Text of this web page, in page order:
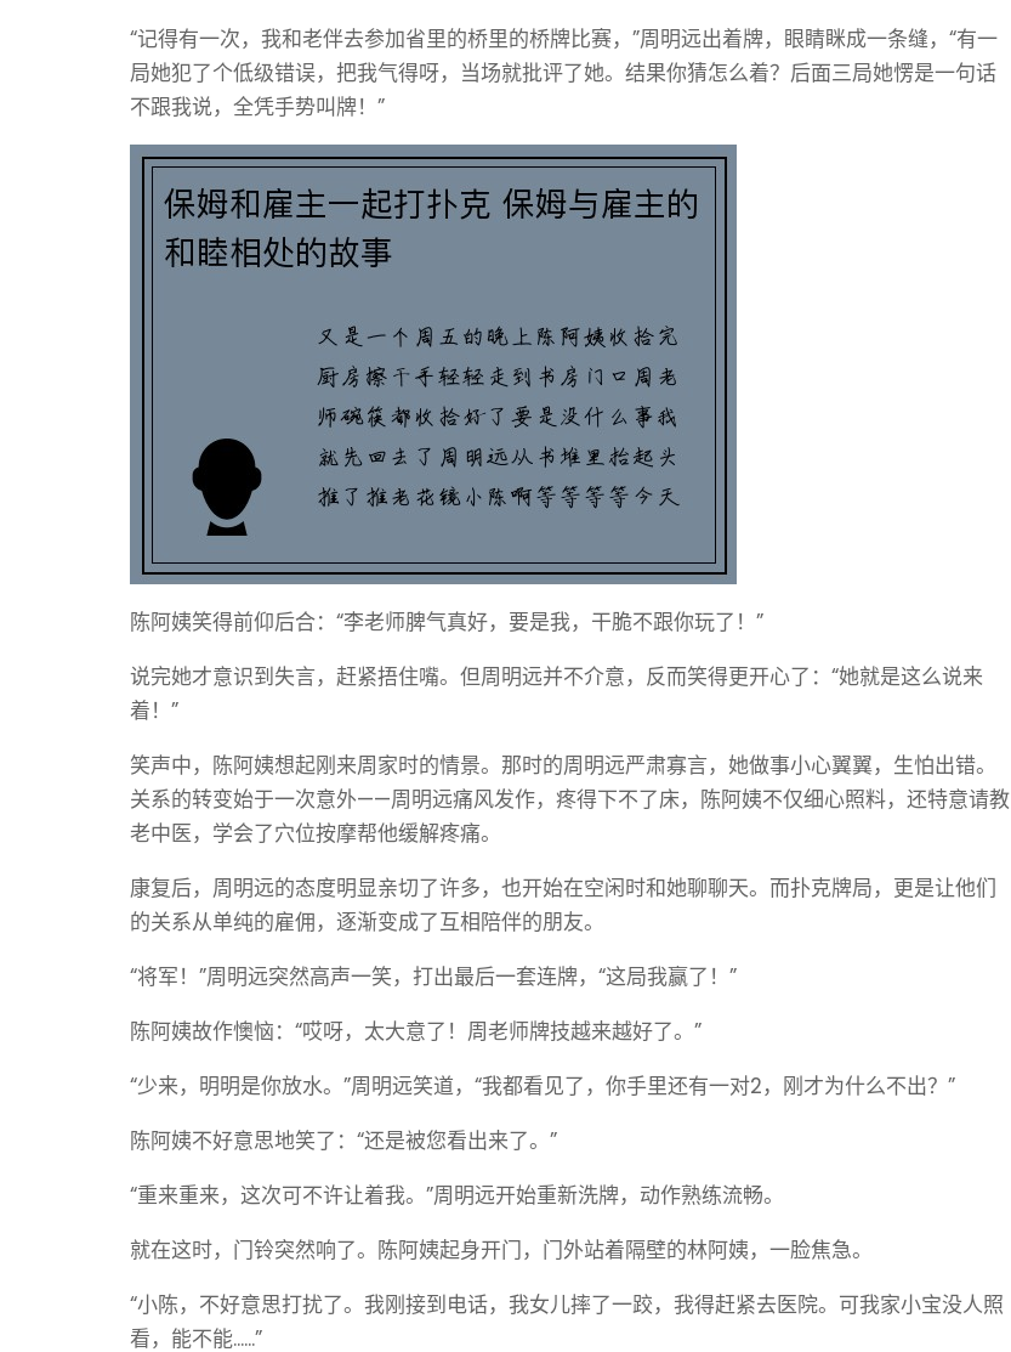
“记得有一次，我和老伴去参加省里的桥里的桥牌比赛，”周明远出着牌，眼睛眯成一条缝，“有一
局她犯了个低级错误，把我气得呀，当场就批评了她。结果你猜怎么着？后面三局她愣是一句话
不跟我说，全凭手势叫牌！”
陈阿姨笑得前仰后合：“李老师脾气真好，要是我，干脆不跟你玩了！”
说完她才意识到失言，赶紧捂住嘴。但周明远并不介意，反而笑得更开心了：“她就是这么说来
着！”
笑声中，陈阿姨想起刚来周家时的情景。那时的周明远严肃寡言，她做事小心翼翼，生怕出错。
关系的转变始于一次意外——周明远痛风发作，疼得下不了床，陈阿姨不仅细心照料，还特意请教
老中医，学会了穴位按摩帮他缓解疼痛。
康复后，周明远的态度明显亲切了许多，也开始在空闲时和她聊聊天。而扑克牌局，更是让他们
的关系从单纯的雇佣，逐渐变成了互相陪伴的朋友。
“将军！”周明远突然高声一笑，打出最后一套连牌，“这局我赢了！”
陈阿姨故作懊恼：“哎呀，太大意了！周老师牌技越来越好了。”
“少来，明明是你放水。”周明远笑道，“我都看见了，你手里还有一对2，刚才为什么不出？”
陈阿姨不好意思地笑了：“还是被您看出来了。”
“重来重来，这次可不许让着我。”周明远开始重新洗牌，动作熟练流畅。
就在这时，门铃突然响了。陈阿姨起身开门，门外站着隔壁的林阿姨，一脸焦急。
“小陈，不好意思打扰了。我刚接到电话，我女儿摔了一跤，我得赶紧去医院。可我家小宝没人照
看，能不能......”